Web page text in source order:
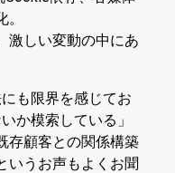
激しい変動の中にあ
も限界を感じてお
か模索している」
存顧客との関係構築
いうお声もよくお聞